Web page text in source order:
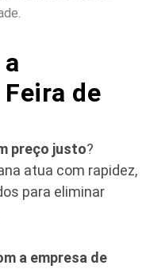
de
preço justo?
atua com rapidez,
para eliminar
a empresa de